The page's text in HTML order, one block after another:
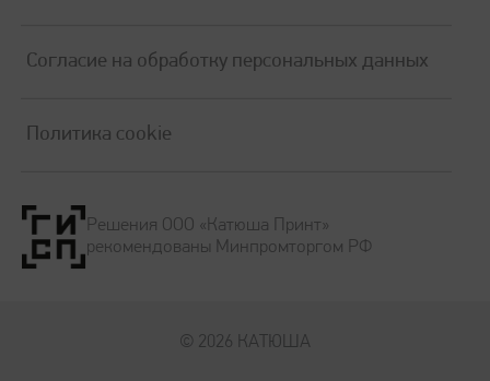
Согласие на обработку персональных данных
Политика cookie
Решения ООО «Катюша Принт»
рекомендованы Минпромторгом РФ
© 2026 КАТЮША